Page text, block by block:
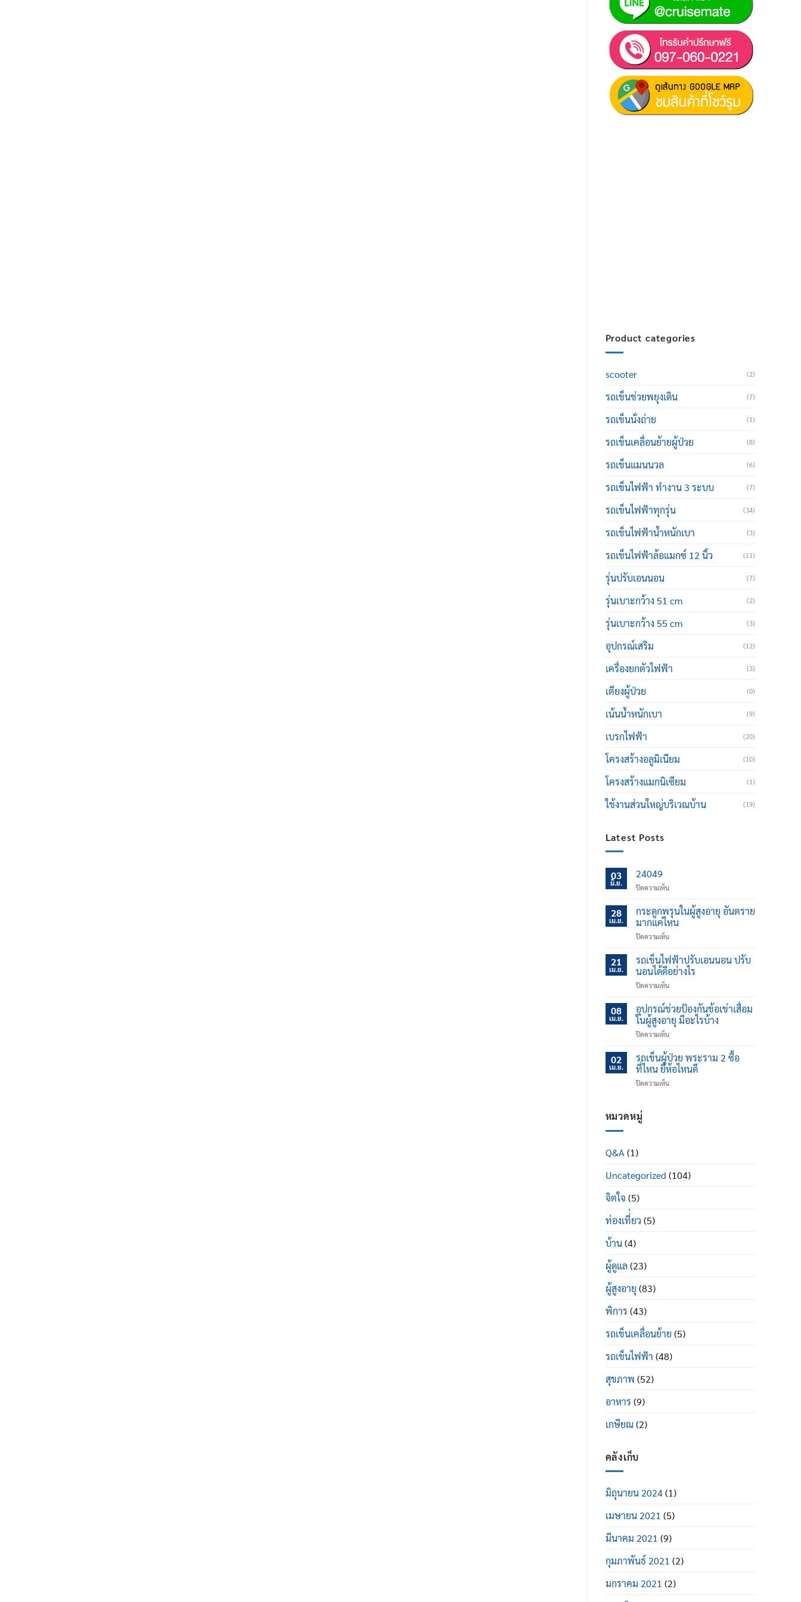
Product categories
scooter (2)
รถเข็นช่วยพยุงเดิน (7)
รถเข็นนั่งถ่าย (1)
รถเข็นเคลื่อนย้ายผู้ป่วย (8)
รถเข็นแมนนวล (6)
รถเข็นไฟฟ้า ทำงาน 3 ระบบ (7)
รถเข็นไฟฟ้าทุกรุ่น (34)
รถเข็นไฟฟ้าน้ำหนักเบา (3)
รถเข็นไฟฟ้าล้อแมกซ์ 12 นิ้ว (11)
รุ่นปรับเอนนอน (7)
รุ่นเบาะกว้าง 51 cm (2)
รุ่นเบาะกว้าง 55 cm (3)
อุปกรณ์เสริม (12)
เครื่องยกตัวไฟฟ้า (3)
เตียงผู้ป่วย (0)
เน้นน้ำหนักเบา (9)
เบรกไฟฟ้า (20)
โครงสร้างอลูมิเนียม (10)
โครงสร้างแมกนิเซียม (1)
ใช้งานส่วนใหญ่บริเวณบ้าน (19)
Latest Posts
03
มิ.ย.
24049
ปิดความเห็นบน
28
เม.ย.
กระดูกพรุนในผู้สูงอายุ อันตราย
มากแค่ไหน
ปิดความเห็นบน
พรุน
ใน
ผู้
สูง
อันตราย
มาก
แค่
ไหน
21
เม.ย.
รถเข็นไฟฟ้าปรับเอนนอน ปรับ
นอนได้ดีอย่างไร
ปิดความเห็นบน
เข็น
ไฟฟ้า
ปรับ
เอน
ปรับ
นอน
ดี
08
เม.ย.
อุปกรณ์ช่วยป้องกันข้อเข่าเสื่อม
ในผู้สูงอายุ มีอะไรบ้าง
ปิดความเห็นบน
ช่วย
ป้องกัน
ข้อ
เข่า
02
เม.ย.
รถเข็นผู้ป่วย พระราม 2 ซื้อ
ที่ไหน ยี่ห้อไหนดี
ปิดความเห็นบน
ยี่ห้อ
หมวดหมู่
Q&A (1)
Uncategorized (104)
จิตใจ (5)
ท่องเที่่ยว (5)
บ้าน(4)
ผู้ดูแล (23)
ผู้สูงอายุ (83)
พิการ (43)
รถเข็นเคลื่อนย้าย (5)
รถเข็นไฟฟ้า (48)
สุขภาพ (52)
อาหาร (9)
เกษียณ(2)
คลังเก็บ
มิถุนายน 2024(1)
เมษายน 2021 (5)
มีนาคม 2021 (9)
กุมภาพันธ์ 2021 (2)
มกราคม 2021 (2)